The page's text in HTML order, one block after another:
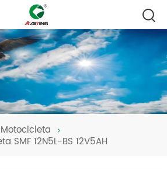
SMF 12N5L-BS 12V5AH